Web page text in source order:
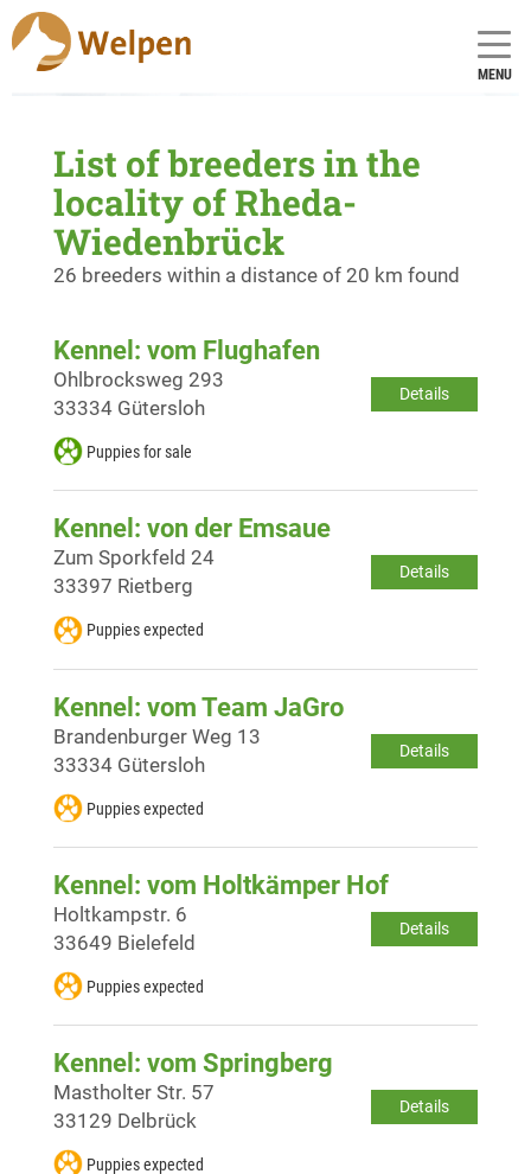
MENU
List of breeders in the
locality of Rheda-
Wiedenbrück
26 breeders within a distance of 20 km found
Kennel: vom Flughafen
Details
Ohlbrocksweg 293
33334 Gütersloh
Puppies for sale
Kennel: von der Emsaue
Details
Zum Sporkfeld 24
33397 Rietberg
Puppies expected
Kennel: vom Team JaGro
Details
Brandenburger Weg 13
33334 Gütersloh
Puppies expected
Kennel: vom Holtkämper Hof
Details
Holtkampstr. 6
33649 Bielefeld
Puppies expected
Kennel: vom Springberg
Details
Mastholter Str. 57
33129 Delbrück
Puppies expected